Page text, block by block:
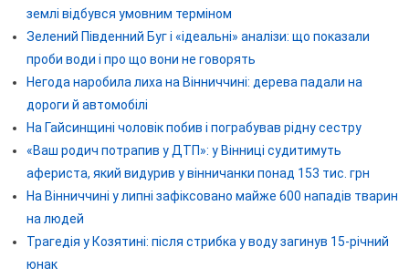
землі відбувся умовним терміном
Зелений Південний Буг і «ідеальні» аналізи: що показали
проби води і про що вони не говорять
Негода наробила лиха на Вінниччині: дерева падали на
дороги й автомобілі
На Гайсинщині чоловік побив і пограбував рідну сестру
«Ваш родич потрапив у ДТП»: у Вінниці судитимуть
афериста, який видурив у вінничанки понад 153 тис. грн
На Вінниччині у липні зафіксовано майже 600 нападів тварин
на людей
Трагедія у Козятині: після стрибка у воду загинув 15-річний
юнак